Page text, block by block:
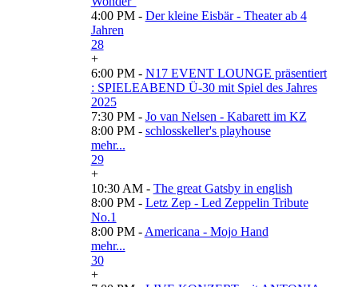
4:00 PM - Der kleine Eisbär - Theater ab 4
Jahren
28
+
6:00 PM - N17 EVENT LOUNGE präsentiert
: SPIELEABEND Ü-30 mit Spiel des Jahres
2025
7:30 PM - Jo van Nelsen - Kabarett im KZ
8:00 PM - schlosskeller's playhouse
mehr...
29
+
10:30 AM - The great Gatsby in english
8:00 PM - Letz Zep - Led Zeppelin Tribute
No.1
8:00 PM - Americana - Mojo Hand
mehr...
30
+